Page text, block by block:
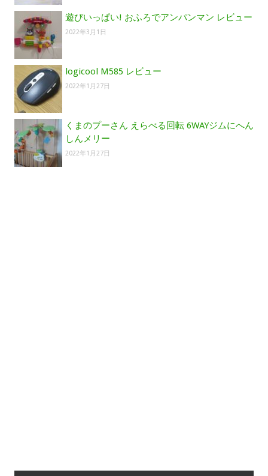
遊びいっぱい! おふろでアンパンマン レビュー
2022年3月1日
logicool M585 レビュー
2022年1月27日
くまのプーさん えらべる回転 6WAYジムにへん
しんメリー
2022年1月27日